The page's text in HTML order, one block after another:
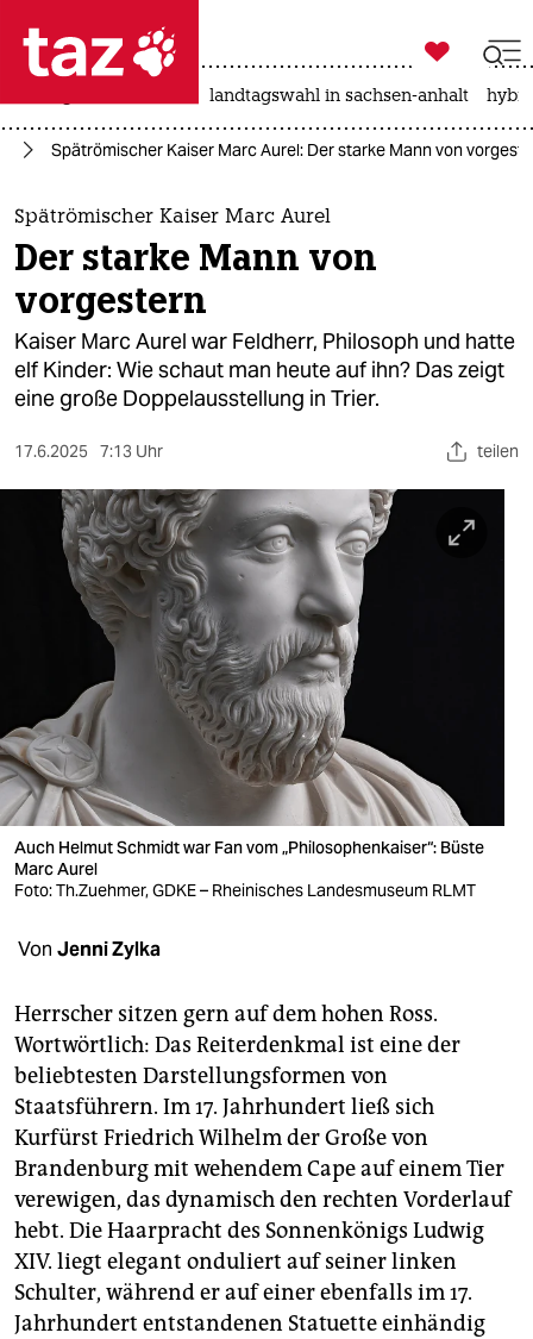
 taz zahl ich
taz zahl ich
themen
politik
öko
gesellschaft
sport
berlin
wahrheit
verlag
verlag
veranstaltungen
shop
fragen & hilfe
genossenschaft
epaper login

taz zahl ich
landtagswahl in sachsen-anhalt
Spätrömischer Kaiser Marc Aurel: Der starke Mann von
Spätrömischer Kaiser Marc Aurel
Der starke Mann von
vorgestern
Kaiser Marc Aurel war Feldherr, Philosoph und hatte
elf Kinder: Wie schaut man heute auf ihn? Das zeigt
eine große Doppelausstellung in Trier.
17.6.2025 7:13 Uhr teilen
Auch Helmut Schmidt war Fan vom „Philosophenkaiser“: Büste
Marc Aurel
Foto: Th.Zuehmer, GDKE – Rheinisches Landesmuseum RLMT
Von Jenni Zylka
Herrscher sitzen gern auf dem hohen Ross.
Wortwörtlich: Das Reiterdenkmal ist eine der
beliebtesten Darstellungsformen von
Staatsführern. Im 17. Jahrhundert ließ sich
Kurfürst Friedrich Wilhelm der Große von
Brandenburg mit wehendem Cape auf einem Tier
verewigen, das dynamisch den rechten Vorderlauf
hebt. Die Haarpracht des Sonnenkönigs Ludwig
XIV. liegt elegant onduliert auf seiner linken
Schulter, während er auf einer ebenfalls im 17.
Jahrhundert entstandenen Statuette einhändig